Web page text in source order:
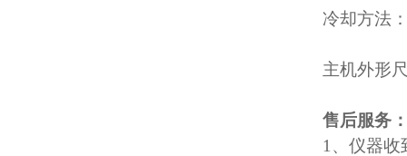
冷却方法
主机外形
售后服务
1 、仪器收